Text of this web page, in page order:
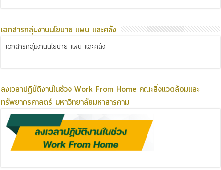
เอกสารกลุ่มงานนโยบาย แผน และคลัง
เอกสารกลุ่มงานนโยบาย แผน และคลัง
ลงเวลาปฏิบัติงานในช่วง Work From Home คณะสิ่งแวดล้อมและ
ทรัพยากรศาสตร์ มหาวิทยาลัยมหาสารคาม